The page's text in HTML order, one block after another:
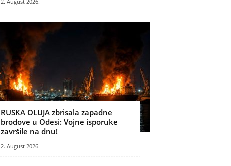
RUSKA OLUJA zbrisala zapadne
brodove u Odesi: Vojne isporuke
završile na dnu!
2. August 2026.